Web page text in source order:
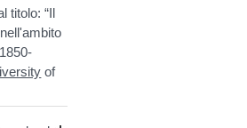
titolo: “Il
of